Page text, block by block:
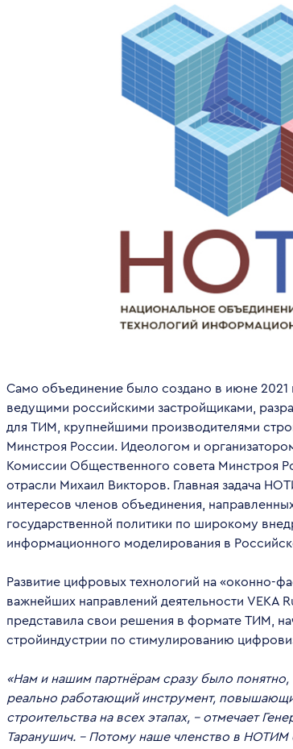
Само объединение было создано в июне 2021
ведущими российскими застройщиками,
для ТИМ, крупнейшими производителями
Минстроя России. Идеологом и
Комиссии Общественного совета Минстроя
отрасли Михаил Викторов. Главная задача
интересов членов объединения,
государственной политики по широкому
информационного моделирования в
Развитие цифровых технологий на «оконно-
важнейших направлений деятельности VEKA
представила свои решения в формате ТИМ,
стройиндустрии по стимулированию
«Нам и нашим партнёрам сразу было
реально работающий инструмент,
строительства на всех этапах, – отмечает
Таранушич. – Потому наше членство в НОТИМ